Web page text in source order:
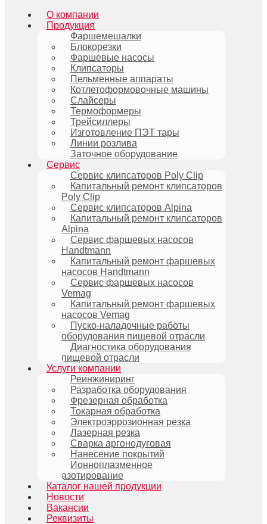
О компании
Продукция
Фаршемешалки
Блокорезки
Фаршевые насосы
Клипсаторы
Пельменные аппараты
Котлетоформовочные машины
Слайсеры
Термоформеры
Трейсиллеры
Изготовление ПЭТ тары
Линии розлива
Заточное оборудование
Сервис
Сервис клипсаторов Poly Clip
Капитальный ремонт клипсаторов
Poly Clip
Сервис клипсаторов Alpina
Капитальный ремонт клипсаторов
Alpina
Сервис фаршевых насосов
Handtmann
Капитальный ремонт фаршевых
насосов Handtmann
Сервис фаршевых насосов
Vemag
Капитальный ремонт фаршевых
насосов Vemag
Пуско-наладочные работы
оборудования пищевой отрасли
Диагностика оборудования
пищевой отрасли
Услуги компании
Реинжиниринг
Разработка оборудования
Фрезерная обработка
Токарная обработка
Электроэррозионная резка
Лазерная резка
Сварка аргонодуговая
Нанесение покрытий
Ионноплазменное
азотирование
Каталог нашей продукции
Новости
Вакансии
Реквизиты